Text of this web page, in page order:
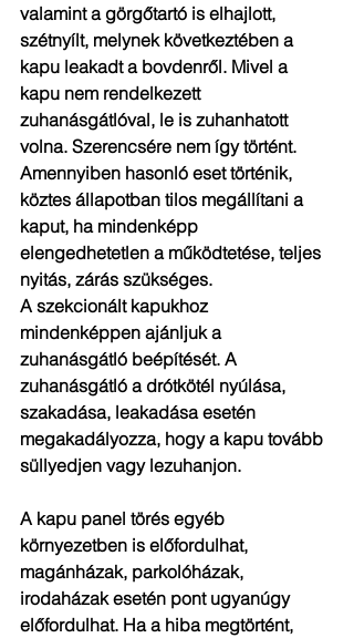
valamint a görgőtartó is elhajlott,
szétnyílt, melynek következtében a
kapu leakadt a bovdenről. Mivel a
kapu nem rendelkezett
zuhanásgátlóval, le is zuhanhatott
volna. Szerencsére nem így történt.
Amennyiben hasonló eset történik,
köztes állapotban tilos megállítani a
kaput, ha mindenképp
elengedhetetlen a működtetése, teljes
nyitás, zárás szükséges.
A szekcionált kapukhoz
mindenképpen ajánljuk a
zuhanásgátló beépítését. A
zuhanásgátló a drótkötél nyúlása,
szakadása, leakadása esetén
megakadályozza, hogy a kapu tovább
süllyedjen vagy lezuhanjon.
A kapu panel törés egyéb
környezetben is előfordulhat,
magánházak, parkolóházak,
irodaházak esetén pont ugyanúgy
előfordulhat. Ha a hiba megtörtént,